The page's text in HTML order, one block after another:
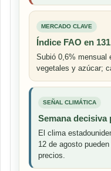
MERCADO CLAVE
Índice FAO en
Subió 0,6% mensual
vegetales y azúcar;
SEÑAL CLIMÁTICA
Semana decisiva
El clima
12 de agosto
precios.